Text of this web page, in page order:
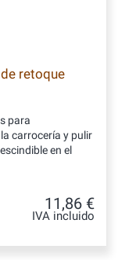
retoque
para
carrocería y pulir
en el
11,86 €
IVA incluido